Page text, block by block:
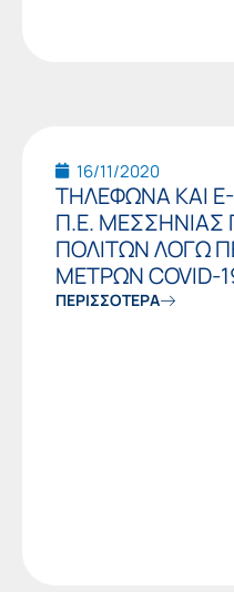
16/11/2020
ΤΗΛΕΦΩΝΑ ΚΑΙ
Π.Ε. ΜΕΣΣΗΝΙΑΣ
ΠΟΛΙΤΩΝ ΛΟΓΩ
ΜΕΤΡΩΝ COVID-
ΠΕΡΙΣΣΟΤΕΡΑ